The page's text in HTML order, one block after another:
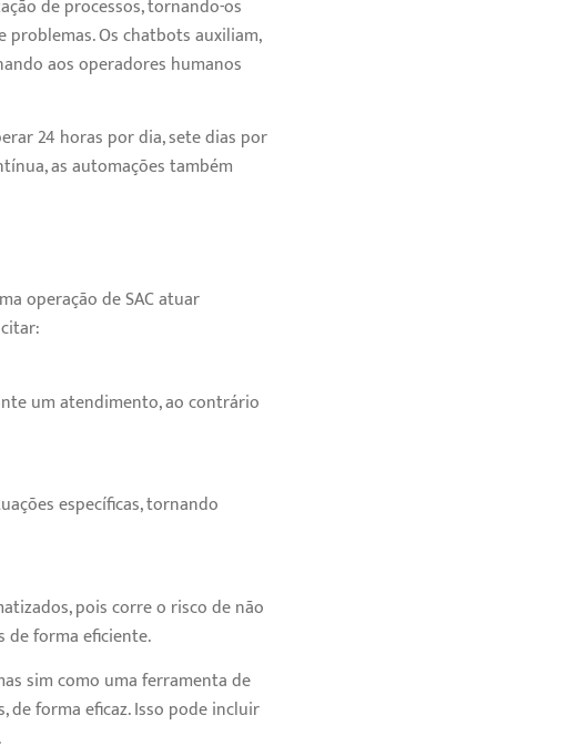
de processos, tornando-os
Os chatbots auxiliam,
aos operadores humanos
24 horas por dia, sete dias por
as automações também
operação de SAC atuar
um atendimento, ao contrário
específicas, tornando
pois corre o risco de não
de forma eficiente.
sim como uma ferramenta de
forma eficaz. Isso pode incluir